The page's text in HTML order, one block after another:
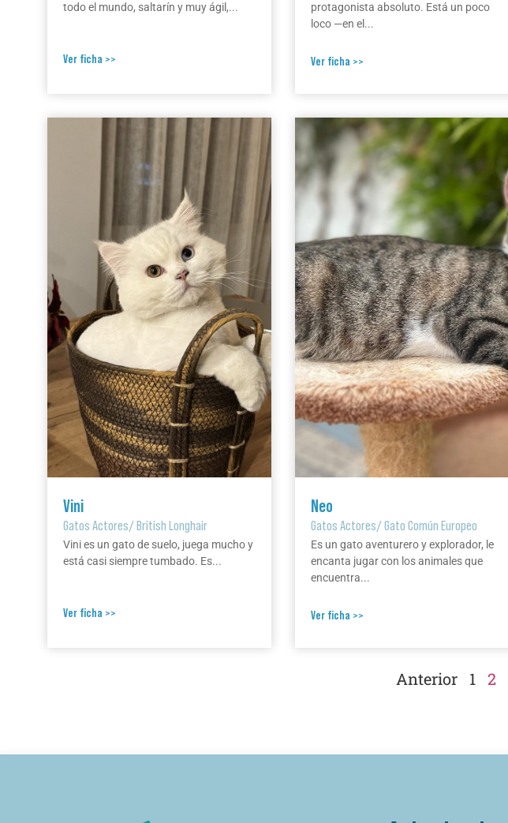
todo el mundo, saltarín y muy ágil,...
Ver ficha >>
protagonista absoluto. Está un poco
loco —en el...
Ver ficha >>
Vini
Gatos Actores/British Longhair
Vini es un gato de suelo, juega mucho y
está casi siempre tumbado. Es...
Ver ficha >>
Neo
Gatos Actores/Gato Común Europeo
Es un gato aventurero y explorador, le
encanta jugar con los animales que
encuentra...
Ver ficha >>
Anterior 1 2